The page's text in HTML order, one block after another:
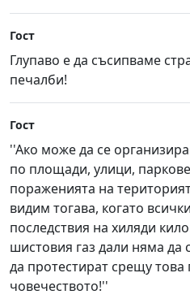
Гост
Глупаво е да съсипваме
печалби!
Гост
''Ако може да се
по площади, улици,
пораженията на
видим тогава, когато
последствия на хиляди
шистовия газ дали няма да
да протестират срещу
човечеството!''